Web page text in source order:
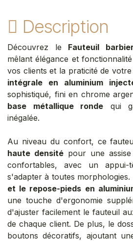
Description
Découvrez le Fauteuil
mêlant élégance et
vos clients et la praticité de
intégrale en aluminium
sophistiqué, fini en chrome
base métallique ronde qui
inégalée.
Au niveau du confort, ce
haute densitépour une
confortables, avec un appui-
s'adapter à toutes morphologies.
et le repose-pieds en
une touche d'ergonomie
d'ajuster facilement le fauteuil
de chaque client. De plus, le
boutons décoratifs, ajoutant